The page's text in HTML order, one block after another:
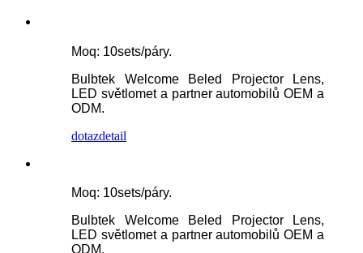
Moq: 10sets/páry.
Bulbtek Welcome Beled Projector Lens,
LED světlomet a partner automobilů OEM a
ODM.
dotazdetail
Moq: 10sets/páry.
Bulbtek Welcome Beled Projector Lens,
LED světlomet a partner automobilů OEM a
ODM.